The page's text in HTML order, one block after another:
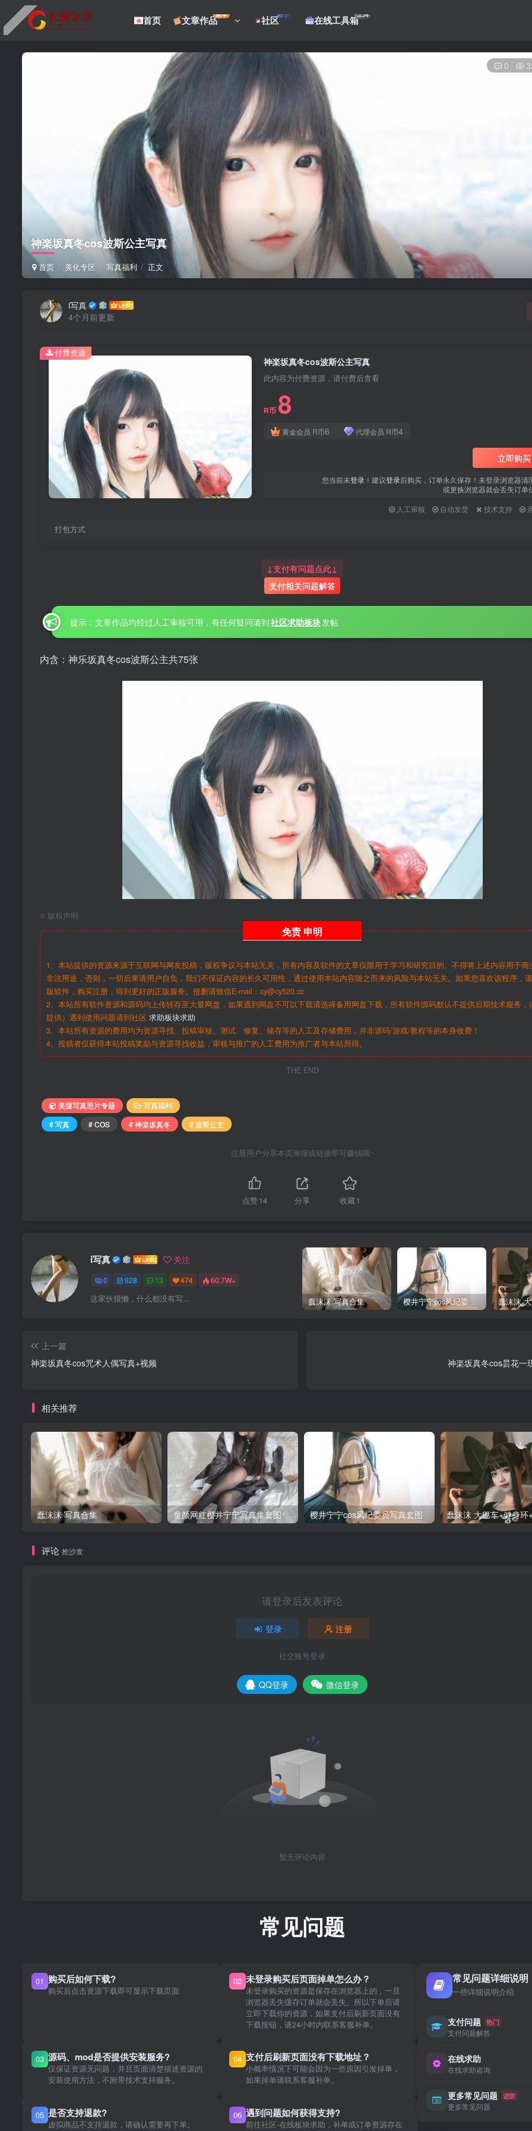
首页 文章作品菜单 社区帖子 在线工具箱工具
神楽坂真冬cos波斯公主写真
首页 美化专区 写真福利 正文
0
i写真
4个月前更新
神楽坂真冬cos波斯公主写真
此内容为付费资源，请付费后查看
R币 8
黄金会员 R币6 代理会员 R币4
立即购买
您当前未登录 ！建议登录后购买，订单永久保存！未登录浏览器清
或更换浏览器就会丢失订单
人工审核
自动发货 技术支持
打包方式
付费资源
↓支付有问题点此↓
支付相关问题解答
提示：文章作品均经过人工审核可用，有任何疑问请到社区求助板块发帖
内含：神乐坂真冬cos波斯公主共75张
© 版权声明
免责 申明
1、本站提供的资源来源于互联网与网友投稿，版权争议与本站无关，所有内容及软件的文章仅限用于学习和研究目的。不得将上述内容用于商
非法用途，否则，一切后果请用户自负，我们不保证内容的长久可用性，通过使用本站内容随之而来的风险与本站无关。如果您喜欢该程序，
版软件，购买注册，得到更好的正版服务。侵删请致信E-mail：cy@cy520.cc
2、本站所有软件资源和源码均上传转存至大量网盘，如果遇到网盘不可以下载请选择备用网盘下载，所有软件源码默认不提供后期技术服务，
提供）遇到使用问题请到社区 求助板块求助
3、本站所有资源的费用均为资源寻找、投稿审核、测试、修复、储存等的人工及存储费用，并非源码/游戏/教程等的本身收费！
4、投稿者仅获得本站投稿奖励与资源寻找收益，审核与推广的人工费用为推广者与本站所得。
THE END
美腿写真照片专题
写真福利
# 写真
# COS # 神楽坂真冬 # 波斯公主
注册用户分享本页海报或链接即可赚钱哦~
点赞14 分享 收藏1
i写真 关注
0 928 13 474 60.7W+
这家伙很懒，什么都没有写... 蠢沫沫 写真合集 樱井宁宁cos风纪委员写真套图
上一篇
神楽坂真冬cos咒术人偶写真+视频
神楽坂真冬cos昙花一
相关推荐
蠢沫沫 写真合集 童颜网红樱井宁宁写真集套图 樱井宁宁cos风纪委员写真套图
评论 抢沙发
请登录后发表评论
登录 注册
社交账号登录
QQ登录 微信登录
暂无评论内容
常见问题
01 购买后如何下载?
购买后点击资源下载即可显示下载页面
02 未登录购买后页面掉单怎么办？
未登录购买的资源是保存在浏览器上的，一旦
浏览器丢失缓存订单就会丢失。所以下单后请
立即下载你的资源，如果支付后刷新页面没有
下载按钮，请24小时内联系客服补单。
03 源码、mod是否提供安装服务?
仅保证资源无问题，并且页面清楚描述资源的
安装使用方法，不附带技术支持服务。
04 支付后刷新页面没有下载地址？
小概率情况下可能会因为一些原因引发掉单，
如果掉单请联系客服补单。
05 是否支持退款?
虚拟商品不支持退款，请确认需要再下单。
06 遇到问题如何获得支持?
前往社区-在线板块求助，补单或订单资源存在
常见问题详细说明
一些详细说明介绍
支付问题 热门
支付问题解答
在线求助
在线求助咨询
更多常见问题 进阶
更多常见问题